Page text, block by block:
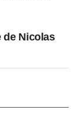
de Nicolas